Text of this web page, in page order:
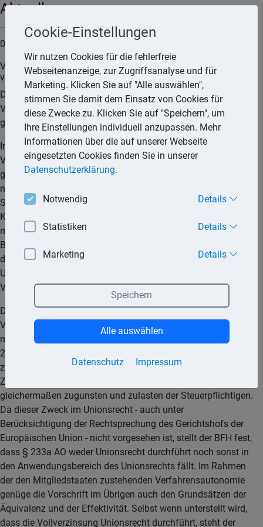
Aktuell
03.06.2026
Vollverzinsung nach § 233a der Abgabenordnung (AO)
verstößt nicht gegen das Unionsrecht
Der Bundesfinanzhof (BFH) hat entschieden, dass die
Vollverzinsung der Umsatzsteuer gemäß § 233a AO nicht
gegen das Unionsrecht verstößt.
Im Streitfall hatte das Finanzamt bei der Klägerin einen
Vorsteuerabzug korrigiert, den die Klägerin zuvor zu Unrecht
geltend gemacht hatte, was zu Steuernachforderungen und
nach § 233a AO zu einer Verzinsung dieser
Steuernachforderungen zulasten der Klägerin führte. Die
Klägerin wandte sich gegen die Nachforderungszinsen und
machte im Wesentlichen geltend, die Vollverzinsung im
Bereich der Umsatzsteuer verstoße gegen das Unionsrecht,
da es sich um eine Sanktion handele, die mit dem
Unionsrecht, insbesondere mit dem
Verhältnismäßigkeitsgrundsatz, unvereinbar sei.
Dieser Argumentation ist der BFH entgegengetreten. Die
Vollverzinsung schaffe - wie das Bundesverfassungsgericht
mit Beschluss vom 08.07.2021 - 1 BvR 2237/14 (1 BvR
2422/17) bereits entschieden habe - einen Ausgleich
zwischen den Steuerschuldnern, die zu unterschiedlichen
Zeitpunkten zur Steuer herangezogen werden, und wirke
gleichermaßen zugunsten und zulasten der Steuerpflichtigen.
Da dieser Zweck im Unionsrecht - auch unter
Berücksichtigung der Rechtsprechung des Gerichtshofs der
Europäischen Union - nicht vorgesehen ist, stellt der BFH fest,
dass § 233a AO weder Unionsrecht durchführt noch sonst in
den Anwendungsbereich des Unionsrechts fällt. Im Rahmen
der den Mitgliedstaaten zustehenden Verfahrensautonomie
genüge die Vorschrift im Übrigen auch den Grundsätzen der
Äquivalenz und der Effektivität. Selbst wenn unterstellt wird,
dass die Vollverzinsung Unionsrecht durchführt, steht der
Cookie-Einstellungen
Wir nutzen Cookies für die fehlerfreie
Webseitenanzeige, zur Zugriffsanalyse und für
Marketing. Klicken Sie auf "Alle auswählen",
stimmen Sie damit dem Einsatz von Cookies für
diese Zwecke zu. Klicken Sie auf "Speichern", um
Ihre Einstellungen individuell anzupassen. Mehr
Informationen über die auf unserer Webseite
eingesetzten Cookies finden Sie in unserer
Datenschutzerklärung.
Notwendig Details
Statistiken Details
Marketing Details
Datenschutz Impressum
Speichern
Alle auswählen